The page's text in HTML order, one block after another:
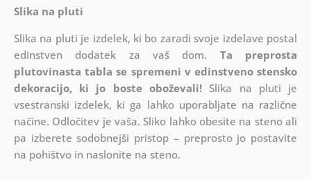
Slika na pluti
Slika na pluti je izdelek, ki bo zaradi svoje izdelave postal
edinstven dodatek za vaš dom. Ta preprosta
plutovinasta tabla se spremeni v edinstveno stensko
dekoracijo, ki jo boste oboževali! Slika na pluti je
vsestranski izdelek, ki ga lahko uporabljate na različne
načine. Odločitev je vaša. Sliko lahko obesite na steno ali
pa izberete sodobnejši pristop – preprosto jo postavite
na pohištvo in naslonite na steno.